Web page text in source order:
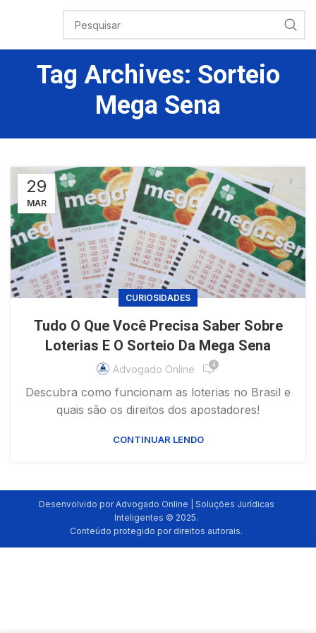
Tag Archives: Sorteio
Mega Sena
29
MAR
CURIOSIDADES
Tudo O Que Você Precisa Saber Sobre
Loterias E O Sorteio Da Mega Sena
Advogado Online 4
Descubra como funcionam as loterias no Brasil e
quais são os direitos dos apostadores!
CONTINUAR LENDO
Desenvolvido por Advogado Online | Soluções Jurídicas
Inteligentes © 2025.
Conteúdo protegido por direitos autorais.